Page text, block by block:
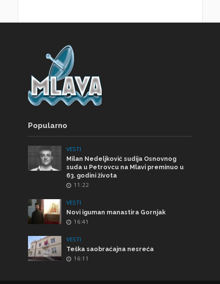
Popularno
VESTI
Milan Nedeljković sudija Osnovnog
suda u Petrovcu na Mlavi preminuo u
63. godini života
11:22
VESTI
Novi iguman manastira Gornjak
16:41
VESTI
Teška saobraćajna nesreća
16:11